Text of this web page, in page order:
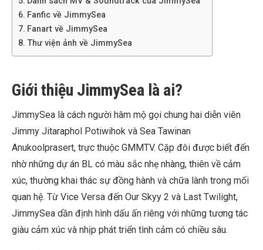
Fanfic về JimmySea
Fanart về JimmySea
Thư viện ảnh về JimmySea
Giới thiệu JimmySea là ai?
JimmySea là cách người hâm mộ gọi chung hai diễn viên
Jimmy Jitaraphol Potiwihok và Sea Tawinan
Anukoolprasert, trực thuộc GMMTV. Cặp đôi được biết đến
nhờ những dự án BL có màu sắc nhẹ nhàng, thiên về cảm
xúc, thường khai thác sự đồng hành và chữa lành trong mối
quan hệ. Từ Vice Versa đến Our Skyy 2 và Last Twilight,
JimmySea dần định hình dấu ấn riêng với những tương tác
giàu cảm xúc và nhịp phát triển tình cảm có chiều sâu.